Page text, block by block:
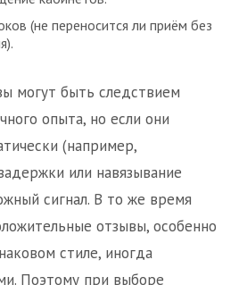
(не переносится ли приём без
могут быть следствием
опыта, но если они
(например,
или навязывание
сигнал. В то же время
отзывы, особенно
стиле, иногда
Поэтому при выборе